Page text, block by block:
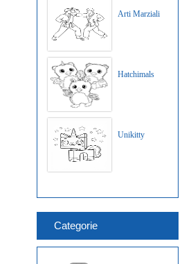
Arti Marziali
Hatchimals
Unikitty
Categorie